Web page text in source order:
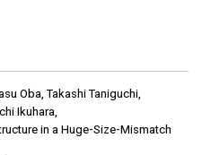
Oba, Takashi Taniguchi,
Ikuhara,
in a Huge-Size-Mismatch